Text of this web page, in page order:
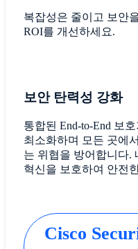
복잡성은 줄이고 보안
ROI를 개선하세요.
보안 탄력성 강화
통합된 End-to-End 보
최소화하며 모든 곳에
는 위협을 방어합니다.
혁신을 보호하여 안전
Cisco